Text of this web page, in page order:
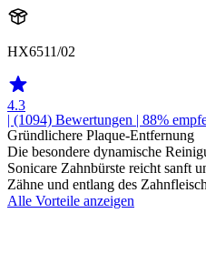
HX6511/02
4.3
| (1094) Bewertungen | 88%
Gründlichere Plaque-Entfernung
Die besondere dynamische
Sonicare Zahnbürste reicht sanft
Zähne und entlang des
Alle Vorteile anzeigen